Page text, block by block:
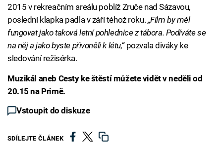
2015 v rekreačním areálu poblíž Zruče nad Sázavou,
poslední klapka padla v září téhož roku. „Film by měl
fungovat jako taková letní pohlednice z tábora. Podíváte se
na něj a jako byste přivoněli k létu,“pozvala diváky ke
sledování režisérka.
Muzikál aneb Cesty ke štěstí můžete vidět v neděli od
20.15 na Primě.
Vstoupit do diskuze
SDÍLEJTE ČLÁNEK